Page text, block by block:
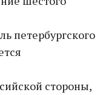
петербургского
стороны,